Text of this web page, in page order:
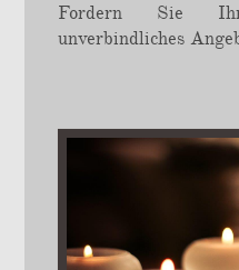
Fordern Sie
unverbindliches